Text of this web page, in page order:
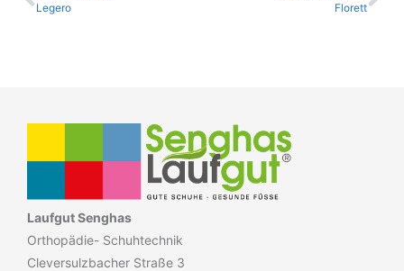
Legero Florett
Laufgut Senghas
Orthopädie- Schuhtechnik
Cleversulzbacher Straße 3